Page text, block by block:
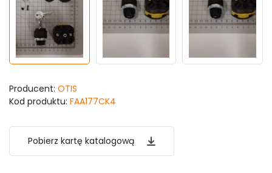
Producent: OTIS
Kod produktu: FAA177CK4
Pobierz kartę katalogową